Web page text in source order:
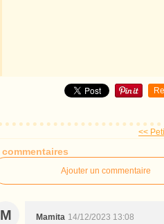
<<
commentaires
Ajouter un commentaire
M Mamita 14/12/2023 13:08